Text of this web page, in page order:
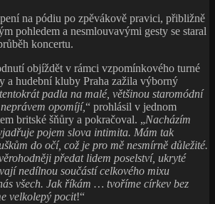
na pódiu po zpěvákově pravici, přibližně
pohledem a nesmlouvavými gesty se staral
koncertu.
objíždět v rámci vzpomínkového turné
a hudební kluby Praha zažila výborný
padla na malé, většinou staromódní
opomíjí,“ prohlásil v jednom
britské šňůry a pokračoval. „Nacházím
pojem slova intimita. Mám tak
do očí, což je pro mě nesmírně důležité.
předat lidem poselství, ukryté
nedílnou součástí celkového mixu
všech. Jak říkám … tvoříme církev bez
velkolepý pocit!“